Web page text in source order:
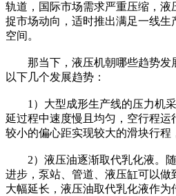
轨道，国际市场需求严重压缩，
捉市场动向，适时推出满足一线生
空间。
那当下，液压机朝哪些趋势发
以下几个发展趋势：
1）大型成形生产线的压力机采
延过程中速度慢且均匀，空行程运
较小的偏心距实现较大的滑块行程
2）液压油逐渐取代乳化液。随
进步，泵站、管道、液压缸可以
大幅延长，液压油取代乳化液作为